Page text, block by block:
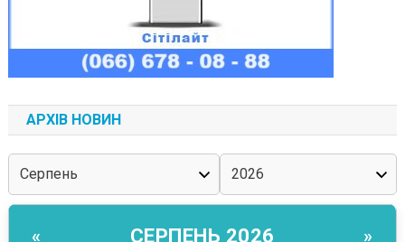
АРХІВ НОВИН
« СЕРПЕНЬ 2026 »